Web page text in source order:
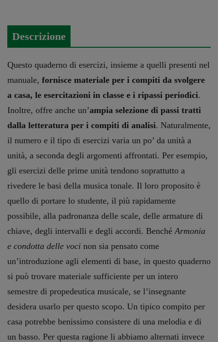
quantità
Descrizione
Questo quaderno di esercizi, insieme a quelli presenti nel
manuale, fornisce materiale per i compiti da svolgere
a casa, le esercitazioni in classe e i ripassi periodici.
Inoltre, offre anche un’ampia selezione di passi tratti
dalla letteratura per i compiti di analisi. Naturalmente,
il numero e il tipo di esercizi varia un po’ da unità a
unità, a seconda degli argomenti affrontati. Per esempio,
gli esercizi delle prime unità tendono soprattutto a
rivedere le basi della musica tonale. Il loro proposito è
quello di portare lo studente, il più rapidamente
possibile, alla padronanza delle scale, delle armature di
chiave, degli intervalli e degli accordi. Benché Armonia
e condotta delle voci non sia pensato come
un’introduzione agli elementi di base, in questo quaderno
si può trovare materiale sufficiente per un intero
semestre di propedeutica musicale, se l’insegnante
desidera usarlo per questo scopo. Un tipico compito per
casa potrebbe benissimo consistere di una melodia e di
un basso. Per questa ragione li abbiamo alternati invece